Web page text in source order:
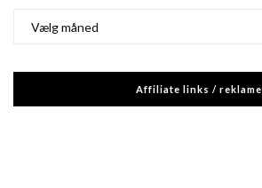
Affiliate links / reklame